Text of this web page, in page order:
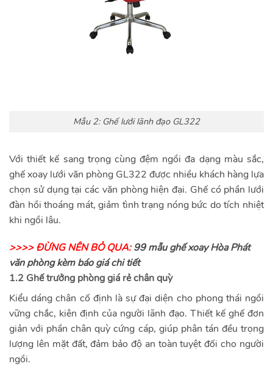
Mẫu 2: Ghế lưới lãnh đạo GL322
Với thiết kế sang trọng cùng đệm ngồi đa dạng màu sắc,
ghế xoay lưới văn phòng GL322 được nhiều khách hàng lựa
chọn sử dụng tại các văn phòng hiện đại. Ghế có phần lưới
đàn hồi thoáng mát, giảm tình trạng nóng bức do tích nhiệt
khi ngồi lâu.
>>>> ĐỪNG NÊN BỎ QUA:99 mẫughế xoay Hòa Phát
văn phòng kèm báo giá chi tiết
1.2 Ghế trưởng phòng giá rẻ chân quỳ
Kiểu dáng chân cố định là sự đại diện cho phong thái ngồi
vững chắc, kiên định của người lãnh đạo. Thiết kế ghế đơn
giản với phần chân quỳ cứng cáp, giúp phân tán đều trọng
lượng lên mặt đất, đảm bảo độ an toàn tuyệt đối cho người
ngồi.